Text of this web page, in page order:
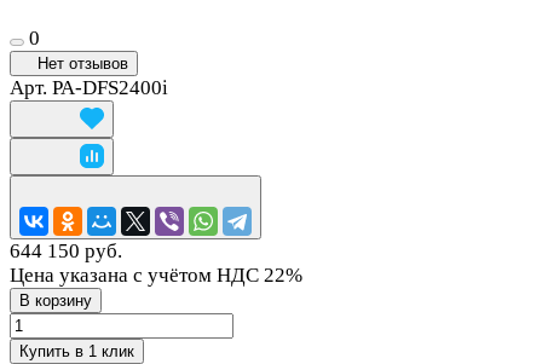
0
Нет отзывов
Арт. PA-DFS2400i
644 150 руб.
Цена указана с учётом НДС 22%
В корзину
Купить в 1 клик